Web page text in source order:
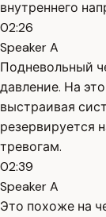
внутреннего
02:26
Speaker A
Подневольный
давление. На
выстраивая
резервируется
тревогам.
02:39
Speaker A
Это похоже на